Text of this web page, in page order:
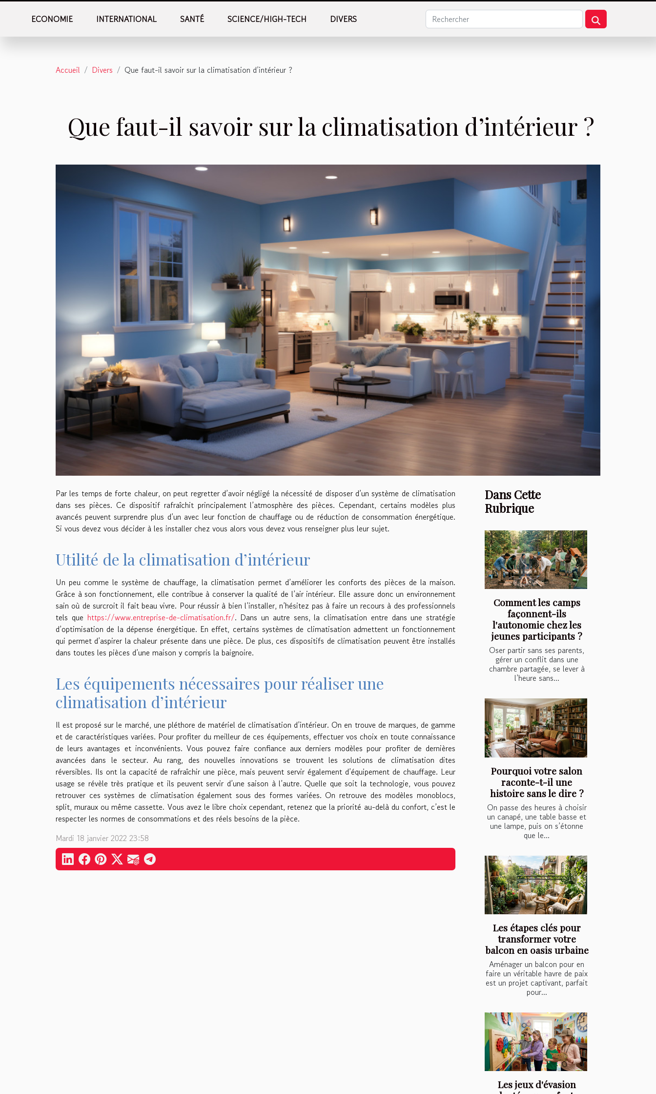
ECONOMIE INTERNATIONAL SANTÉ SCIENCE/HIGH-TECH DIVERS
Accueil Divers Que faut-il savoir sur la climatisation d’intérieur ?
Que faut-il savoir sur la climatisation d’intérieur ?
Par les temps de forte chaleur, on peut regretter d’avoir négligé la nécessité de disposer d’un système de climatisation
dans ses pièces. Ce dispositif rafraîchit principalement l’atmosphère des pièces. Cependant, certains modèles plus
avancés peuvent surprendre plus d’un avec leur fonction de chauffage ou de réduction de consommation énergétique.
Si vous devez vous décider à les installer chez vous alors vous devez vous renseigner plus leur sujet.
Utilité de la climatisation d’intérieur
Un peu comme le système de chauffage, la climatisation permet d’améliorer les conforts des pièces de la maison.
Grâce à son fonctionnement, elle contribue à conserver la qualité de l’air intérieur. Elle assure donc un environnement
sain où de surcroit il fait beau vivre. Pour réussir à bien l’installer, n’hésitez pas à faire un recours à des professionnels
tels que https://www.entreprise-de-climatisation.fr/. Dans un autre sens, la climatisation entre dans une stratégie
d’optimisation de la dépense énergétique. En effet, certains systèmes de climatisation admettent un fonctionnement
qui permet d’aspirer la chaleur présente dans une pièce. De plus, ces dispositifs de climatisation peuvent être installés
dans toutes les pièces d’une maison y compris la baignoire.
Les équipements nécessaires pour réaliser une
climatisation d’intérieur
Il est proposé sur le marché, une pléthore de matériel de climatisation d’intérieur. On en trouve de marques, de gamme
et de caractéristiques variées. Pour profiter du meilleur de ces équipements, effectuer vos choix en toute connaissance
de leurs avantages et inconvénients. Vous pouvez faire confiance aux derniers modèles pour profiter de dernières
avancées dans le secteur. Au rang, des nouvelles innovations se trouvent les solutions de climatisation dites
réversibles. Ils ont la capacité de rafraîchir une pièce, mais peuvent servir également d’équipement de chauffage. Leur
usage se révèle très pratique et ils peuvent servir d’une saison à l’autre. Quelle que soit la technologie, vous pouvez
retrouver ces systèmes de climatisation également sous des formes variées. On retrouve des modèles monoblocs,
split, muraux ou même cassette. Vous avez le libre choix cependant, retenez que la priorité au-delà du confort, c’est le
respecter les normes de consommations et des réels besoins de la pièce.
Mardi 18 janvier 2022 23:58
Dans Cette
Rubrique
Comment les camps
façonnent-ils
l'autonomie chez les
jeunes participants ?
Oser partir sans ses parents,
gérer un conflit dans une
chambre partagée, se lever à
l’heure sans...
Pourquoi votre salon
raconte-t-il une
histoire sans le dire ?
On passe des heures à choisir
un canapé, une table basse et
une lampe, puis on s’étonne
que le...
Les étapes clés pour
transformer votre
balcon en oasis urbaine
Aménager un balcon pour en
faire un véritable havre de paix
est un projet captivant, parfait
pour...
Les jeux d'évasion